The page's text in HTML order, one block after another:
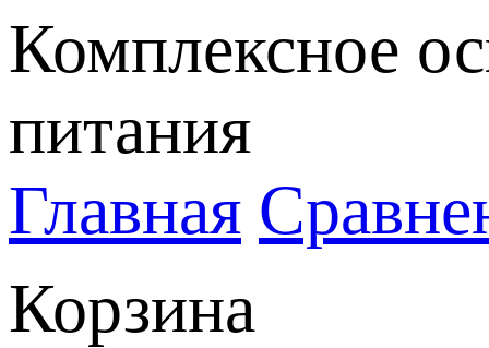
Комплексное
питания
Главная
Корзина